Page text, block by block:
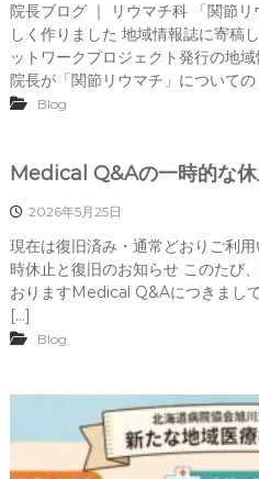
院長ブログ ｜ リウマチ科 「関節
しく作りました 地域情報誌に寄稿
ットワークプロジェクト発行の地
院長が「関節リウマチ」について
Blog
Medical Q&Aの一時的な休
2026年5月25日
現在は復旧済み・通常どおりご利
時休止と復旧のお知らせ このたび
おりますMedical Q&Aにつきまし
[…]
Blog